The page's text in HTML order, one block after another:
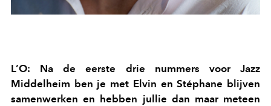
L’O: Na de eerste drie nummers voor Jazz
Middelheim ben je met Elvin en Stéphane blijven
samenwerken en hebben jullie dan maar meteen